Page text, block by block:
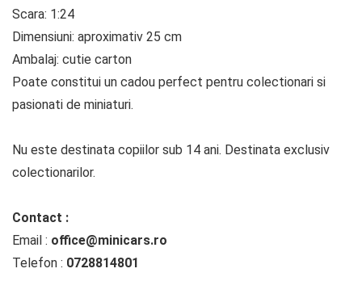
Scara: 1:24
Dimensiuni: aproximativ 25 cm
Ambalaj: cutie carton
Poate constitui un cadou perfect pentru colectionari si
pasionati de miniaturi.
Nu este destinata copiilor sub 14 ani. Destinata exclusiv
colectionarilor.
Contact :
Email : office@minicars.ro
Telefon : 0728814801